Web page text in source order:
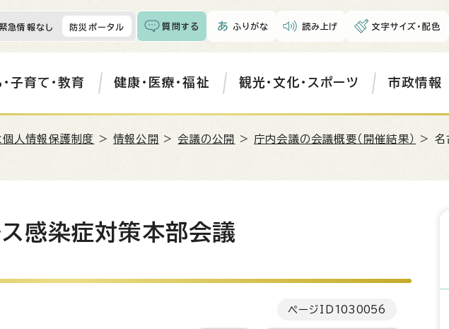
急情報なし 防災ポータル 質問する ふりがな 読み上げ 文字サイズ・配色
子育て・教育 健康・医療・福祉 観光・文化・スポーツ 市政情報
人情報保護制度 >情報公開 > 会議の公開 > 庁内会議の会議概要（開催結果）
> 名
感染症対策本部会議
ページID 1030056